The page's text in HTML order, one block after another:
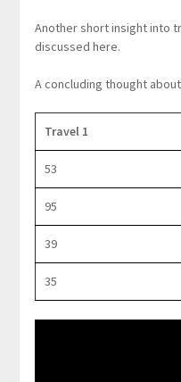
Another short insight into
discussed here.
A concluding thought
Travel 1
53
95
39
35